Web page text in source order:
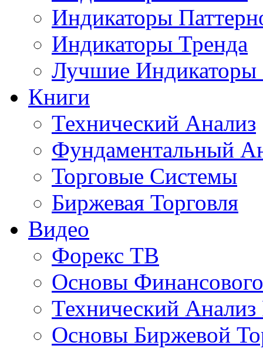
Индикаторы
Индикаторы Тренда
Лучшие Индикаторы
Книги
Технический Анализ
Фундаментальный
Торговые Системы
Биржевая Торговля
Видео
Форекс ТВ
Основы
Технический
Основы Биржевой